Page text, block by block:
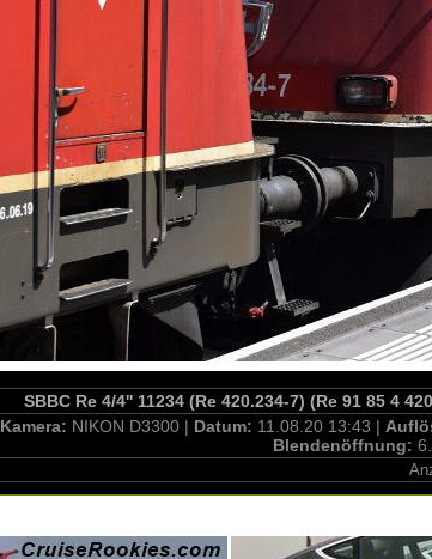
SBBC Re 4/4'' 11234 (Re 420.234-7) (Re 91 85 4
Kamera: NIKON D3300 | Datum: 11.08.20 13:43 |
Blendenöffnung: